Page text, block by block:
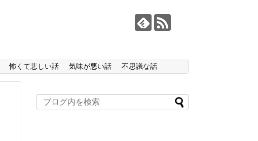
怖くて悲しい話 気味が悪い話 不思議な話